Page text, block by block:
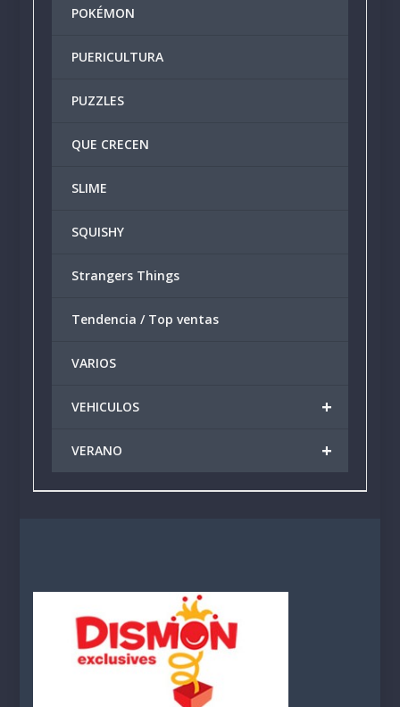
POKÉMON
PUERICULTURA
PUZZLES
QUE CRECEN
SLIME
SQUISHY
Strangers Things
Tendencia / Top ventas
VARIOS
+
VEHICULOS
+
VERANO